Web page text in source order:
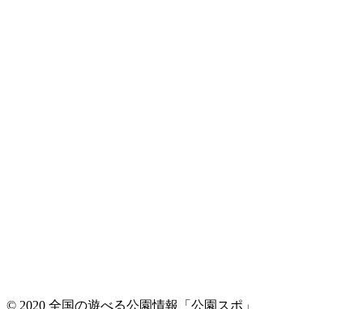
© 2020 全国の遊べる公園情報「公園スポ」